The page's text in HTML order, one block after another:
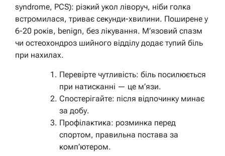
syndrome, PCS): різкий укол ліворуч, ніби голка
встромилася, триває секунди-хвилини. Поширене у
6-20 років, benign, без лікування. М’язовий спазм
чи остеохондроз шийного відділу додає тупий біль
при нахилах.
Перевірте чутливість: біль посилюється
при натисканні — це м’язи.
Спостерігайте: після відпочинку минає
за добу.
Профілактика: розминка перед
спортом, правильна постава за
комп’ютером.